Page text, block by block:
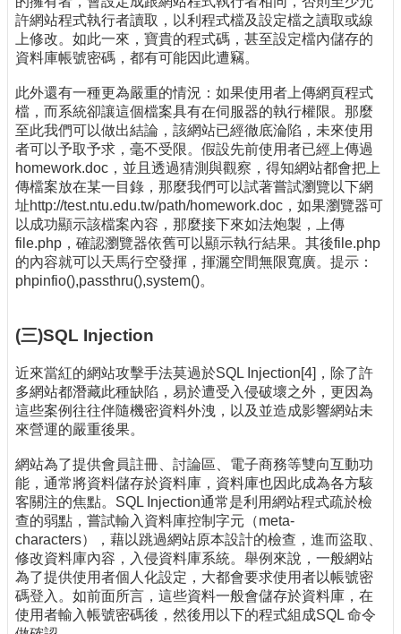
許網站程式執行者讀取，以利程式檔及設定檔之讀取或線
上修改。如此一來，寶貴的程式碼，甚至設定檔內儲存的
資料庫帳號密碼，都有可能因此遭竊。
此外還有一種更為嚴重的情況：如果使用者上傳網頁程式
檔，而系統卻讓這個檔案具有在伺服器的執行權限。那麼
至此我們可以做出結論，該網站已經徹底淪陷，未來使用
者可以予取予求，毫不受限。假設先前使用者已經上傳過
homework.doc，並且透過猜測與觀察，得知網站都會把上
傳檔案放在某一目錄，那麼我們可以試著嘗試瀏覽以下網
址http://test.ntu.edu.tw/path/homework.doc，如果瀏覽器可
以成功顯示該檔案內容，那麼接下來如法炮製，上傳
file.php，確認瀏覽器依舊可以顯示執行結果。其後file.php
的內容就可以天馬行空發揮，揮灑空間無限寬廣。提示：
phpinfio(),passthru(),system()。
(三)SQL Injection
近來當紅的網站攻擊手法莫過於SQL Injection[4]，除了許
多網站都潛藏此種缺陷，易於遭受入侵破壞之外，更因為
這些案例往往伴隨機密資料外洩，以及並造成影響網站未
來營運的嚴重後果。
網站為了提供會員註冊、討論區、電子商務等雙向互動功
能，通常將資料儲存於資料庫，資料庫也因此成為各方駭
客關注的焦點。SQL Injection通常是利用網站程式疏於檢
查的弱點，嘗試輸入資料庫控制字元（meta-
characters），藉以跳過網站原本設計的檢查，進而盜取、
修改資料庫內容，入侵資料庫系統。舉例來說，一般網站
為了提供使用者個人化設定，大都會要求使用者以帳號密
碼登入。如前面所言，這些資料一般會儲存於資料庫，在
使用者輸入帳號密碼後，然後用以下的程式組成SQL 命令